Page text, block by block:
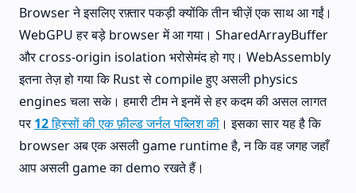
Browser ने इसलिए रफ़्तार पकड़ी क्योंकि तीन चीज़ें एक साथ आ गईं।
WebGPU हर बड़े browser में आ गया। SharedArrayBuffer
और cross-origin isolation भरोसेमंद हो गए। WebAssembly
इतना तेज़ हो गया कि Rust से compile हुए असली physics
engines चला सके। हमारी टीम ने इनमें से हर कदम की असल लागत
पर12 हिस्सों की एक फ़ील्ड जर्नल पब्लिश की । इसका सार यह है कि
browser अब एक असली game runtime है, न कि वह जगह जहाँ
आप असली game का demo रखते हैं।